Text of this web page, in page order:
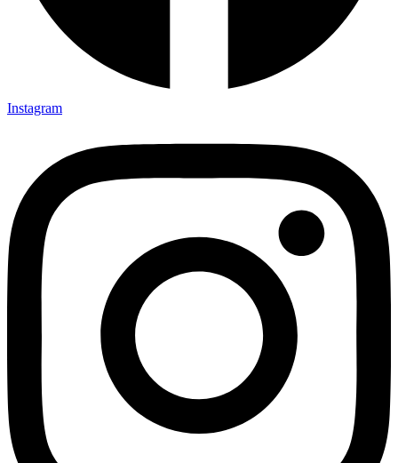
Instagram